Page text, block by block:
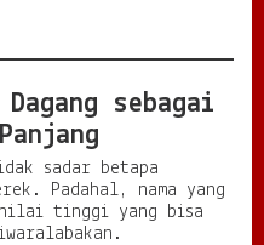
sebagai
sadar betapa
Padahal, nama yang
tinggi yang bisa